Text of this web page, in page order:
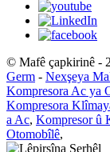
© Mafê çapkirinê -
Germ - Nexşeya
Kompresora Ac ya
Kompresora
a Ac, Kompresor û
Otomobîlê,